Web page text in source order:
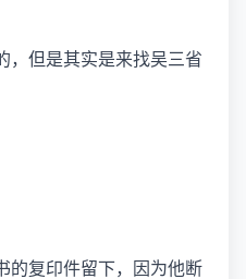
，但是其实是来找吴三省
的复印件留下，因为他断